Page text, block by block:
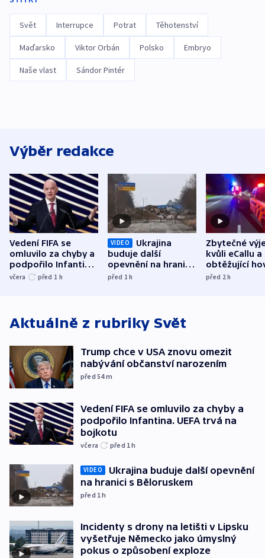
Svět Interrupce Potrat Těhotenství
Maďarsko Viktor Orbán Polsko Embryo
Naše vlast Sándor Pintér
Výběr redakce
Vedení FIFA se
omluvilo za chyby a
podpořilo Infantina.
UEFA trvá na
včera před 1 h
VIDEO
Ukrajina
buduje další
opevnění na hranici
s Běloruskem
před 1h
Zbytečné
kvůli eCallu a
obtěžující
zdržují
před 2h
Aktuálně z rubriky Svět
Trump chce v USA znovu omezit
nabývání občanství narozením
před 54m
Vedení FIFA se omluvilo za chyby a
podpořilo Infantina. UEFA trvá na
bojkotu
včera před 1h
VIDEO
Ukrajina buduje další opevnění
na hranici s Běloruskem
před 1h
Incidenty s drony na letišti v Lipsku
vyšetřuje Německo jako úmyslný
pokus o způsobení exploze